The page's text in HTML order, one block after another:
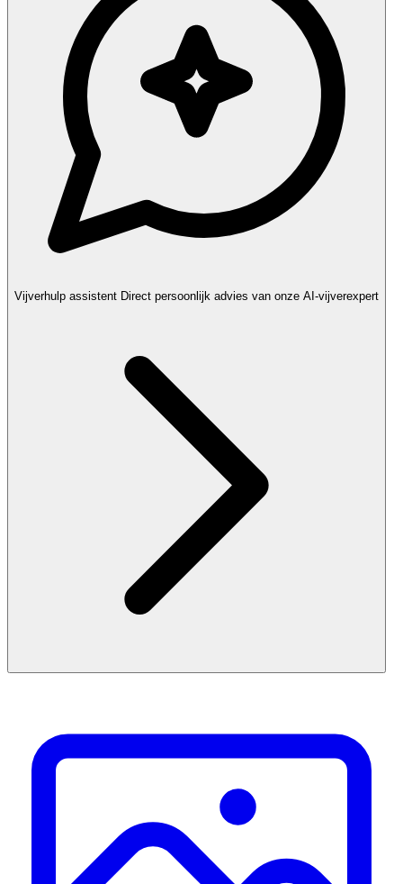
Vijverhulp assistent Direct persoonlijk advies van onze AI-vijverexpert